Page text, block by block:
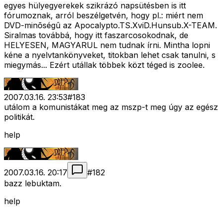
egyes hülyegyerekek szikrázó napsütésben is itt
fórumoznak, arról beszélgetvén, hogy pl.: miért nem
DVD-minõségû az Apocalypto.TS.XviD.Hunsub.X-TEAM.
Siralmas továbbá, hogy itt faszarcosokodnak, de
HELYESEN, MAGYARUL nem tudnak írni. Mintha lopni
kéne a nyelvtankönyveket, titokban lehet csak tanulni, s
miegymás... Ezért utállak többek közt téged is zoolee.
2007.03.16. 23:53#183
utálom a komunistákat meg az mszp-t meg úgy az egész
politikát.
help
2007.03.16. 20:17 #182
bazz lebuktam.
help